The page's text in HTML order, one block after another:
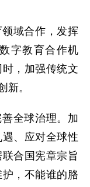
域合作，发挥
字教育合作机
，加强传统文
新。
全球治理。加
、应对全球性
合国宪章宗旨
，不能谁的胳